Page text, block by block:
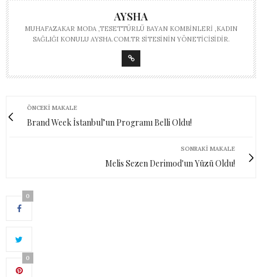
AYSHA
MUHAFAZAKAR MODA ,TESETTÜRLÜ BAYAN KOMBINLERI ,KADIN
SAĞLIĞI KONULU AYSHA.COM.TR SITESININ YÖNETICISIDIR.
ÖNCEKI MAKALE
Brand Week İstanbul’un Programı Belli Oldu!
SONRAKI MAKALE
Melis Sezen Derimod'un Yüzü Oldu!
0
0